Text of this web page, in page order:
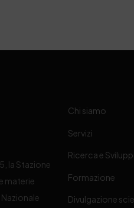
la Stazione
materie
Chi siamo
Servizi
Ricerca e
Formazione
Divulgazione